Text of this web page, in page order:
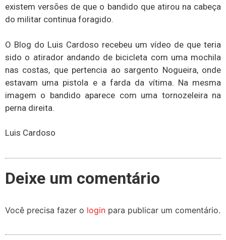
existem versões de que o bandido que atirou na cabeça
do militar continua foragido.
O Blog do Luis Cardoso recebeu um vídeo de que teria
sido o atirador andando de bicicleta com uma mochila
nas costas, que pertencia ao sargento Nogueira, onde
estavam uma pistola e a farda da vítima. Na mesma
imagem o bandido aparece com uma tornozeleira na
perna direita.
Luis Cardoso
Deixe um comentário
Você precisa fazer o login para publicar um comentário.